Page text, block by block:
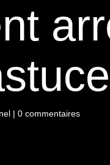
|0 commentaires